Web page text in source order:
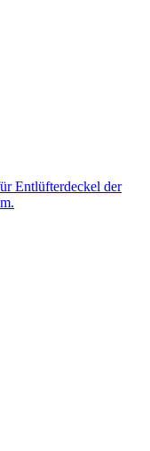
Entlüfterdeckel der